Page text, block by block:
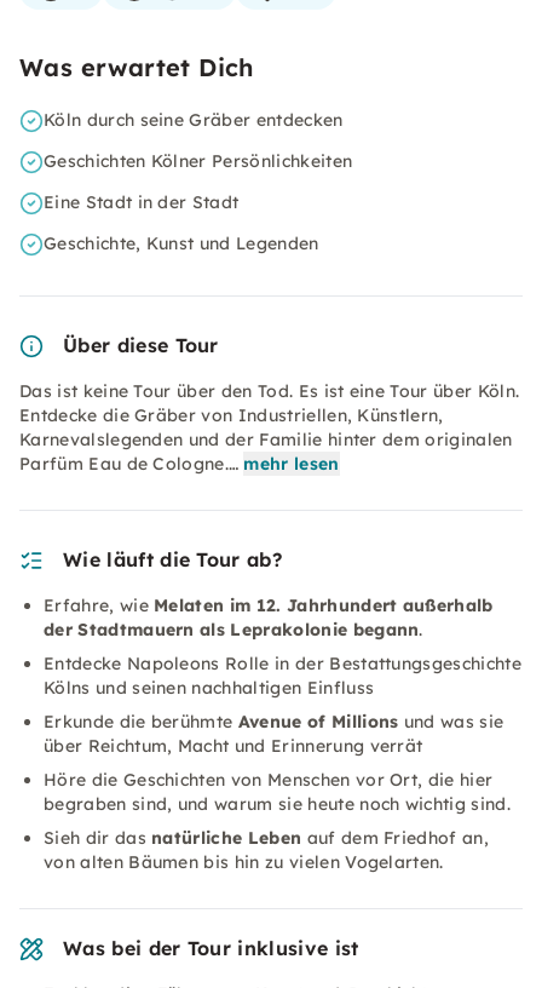
Was erwartet Dich
Köln durch seine Gräber entdecken
Geschichten Kölner Persönlichkeiten
Eine Stadt in der Stadt
Geschichte, Kunst und Legenden
Über diese Tour
Das ist keine Tour über den Tod. Es ist eine Tour über Köln.
Entdecke die Gräber von Industriellen, Künstlern,
Karnevalslegenden und der Familie hinter dem originalen
Parfüm Eau de Cologne.… mehr lesen
Wie läuft die Tour ab?
Erfahre, wie Melaten im 12. Jahrhundert außerhalb
der Stadtmauern als Leprakolonie begann.
Entdecke Napoleons Rolle in der Bestattungsgeschichte
Kölns und seinen nachhaltigen Einfluss
Erkunde die berühmte Avenue of Millions und was sie
über Reichtum, Macht und Erinnerung verrät
Höre die Geschichten von Menschen vor Ort, die hier
begraben sind, und warum sie heute noch wichtig sind.
Sieh dir das natürliche Leben auf dem Friedhof an,
von alten Bäumen bis hin zu vielen Vogelarten.
Was bei der Tour inklusive ist